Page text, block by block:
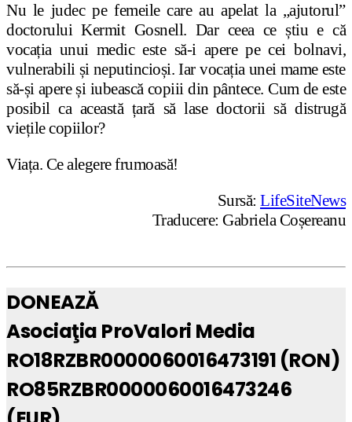
Nu le judec pe femeile care au apelat la „ajutorul”
doctorului Kermit Gosnell. Dar ceea ce știu e că
vocația unui medic este să-i apere pe cei bolnavi,
vulnerabili și neputincioși. Iar vocația unei mame este
să-și apere și iubească copiii din pântece. Cum de este
posibil ca această țară să lase doctorii să distrugă
viețile copiilor?
Viața. Ce alegere frumoasă!
Sursă: LifeSiteNews
Traducere: Gabriela Coșereanu
DONEAZĂ
Asociaţia ProValori Media
RO18RZBR0000060016473191 (RON)
RO85RZBR0000060016473246